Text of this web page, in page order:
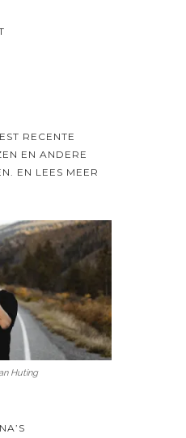
RECENTE
EN ANDERE
EN LEES MEER
Huting